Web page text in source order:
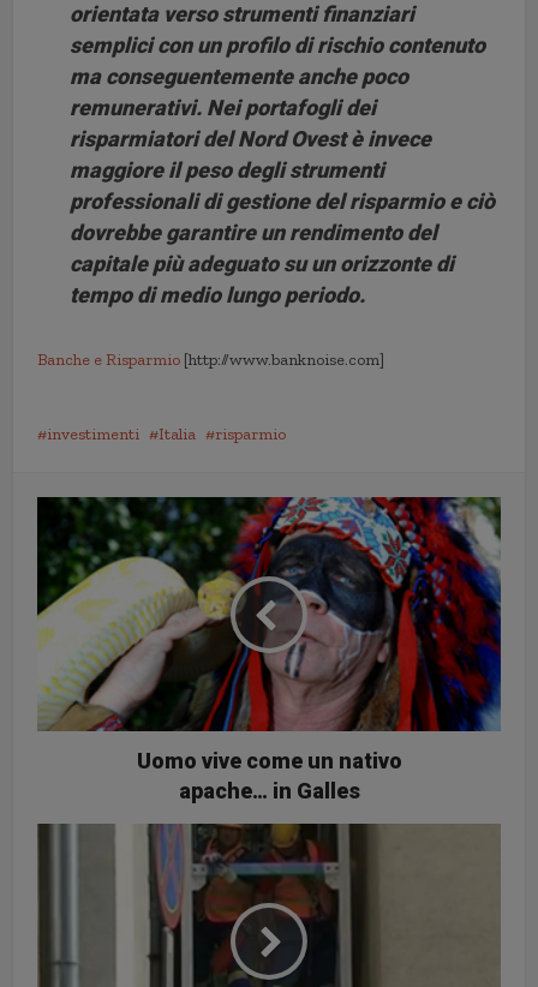
orientata verso strumenti finanziari
semplici con un profilo di rischio contenuto
ma conseguentemente anche poco
remunerativi. Nei portafogli dei
risparmiatori del Nord Ovest è invece
maggiore il peso degli strumenti
professionali di gestione del risparmio e ciò
dovrebbe garantire un rendimento del
capitale più adeguato su un orizzonte di
tempo di medio lungo periodo.
Banche e Risparmio [http://www.banknoise.com]
investimenti Italia risparmio
Uomo vive come un nativo
apache… in Galles